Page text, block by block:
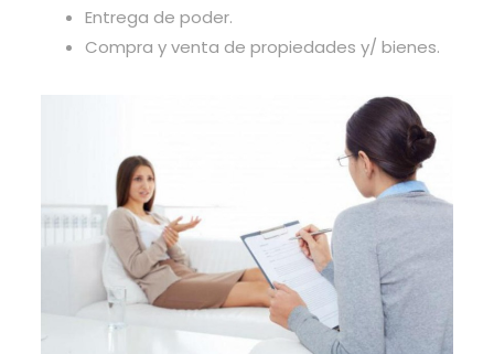
Entrega de poder.
Compra y venta de propiedades y/ bienes.